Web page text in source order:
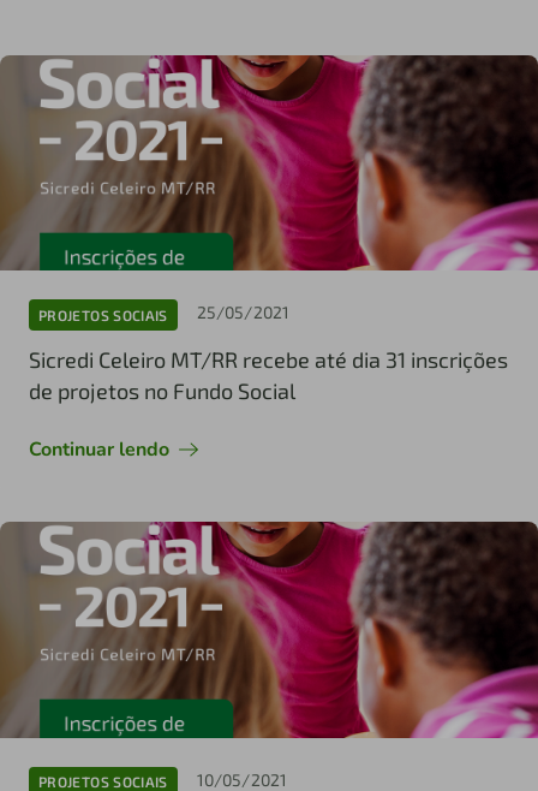
PROJETOS SOCIAIS 25/05/2021
Sicredi Celeiro MT/RR recebe até dia 31 inscrições
de projetos no Fundo Social
Continuar lendo
PROJETOS SOCIAIS 10/05/2021